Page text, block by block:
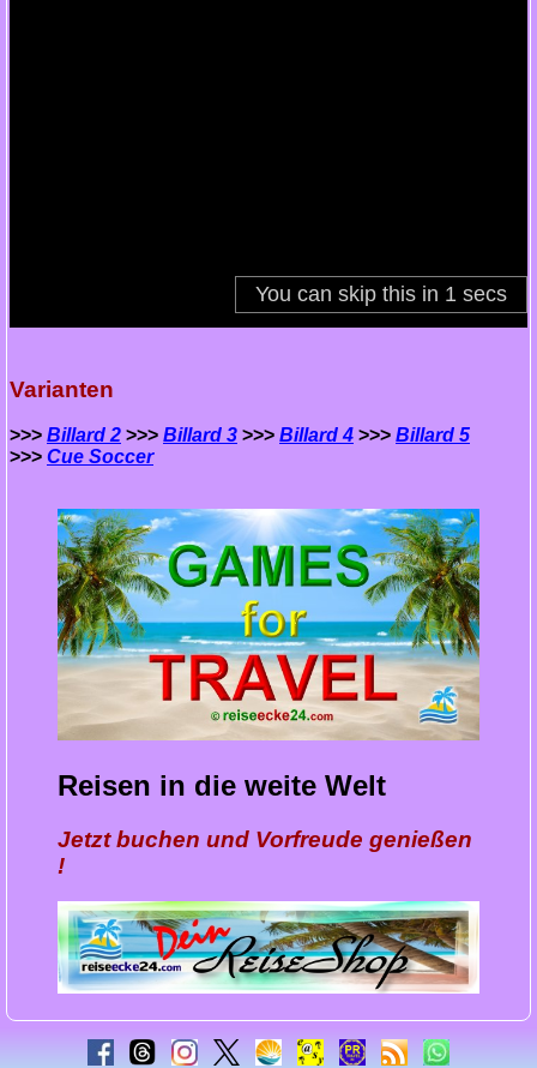
Varianten
>>> Billard 2 >>> Billard 3 >>> Billard 4 >>> Billard 5
>>> Cue Soccer
Reisen in die weite Welt
Jetzt buchen und Vorfreude genießen
!